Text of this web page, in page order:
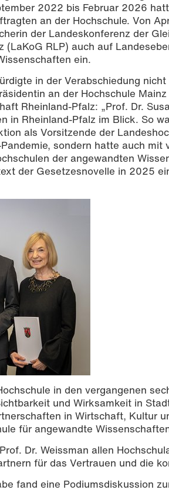
2022 bis Februar 2026
an der Hochschule. Von
der Landeskonferenz der
(LaKoG RLP) auch auf
ein.
in der Verabschiedung
an der Hochschule
Rheinland-Pfalz: „Prof. Dr.
in Rheinland-Pfalz im Blick. So
als Vorsitzende der
sondern hatte auch mit
der angewandten
der Gesetzesnovelle in 2025
in den vergangenen
und Wirksamkeit in
in Wirtschaft, Kultur
für angewandte
Dr. Weissman allen
für das Vertrauen und die
fand eine Podiumsdiskussion